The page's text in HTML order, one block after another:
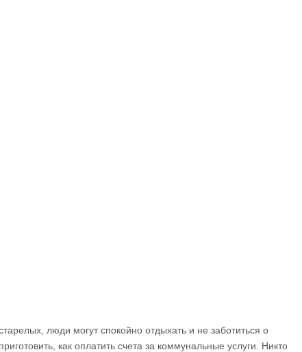
люди могут спокойно отдыхать и не заботиться о
как оплатить счета за коммунальные услуги. Никто